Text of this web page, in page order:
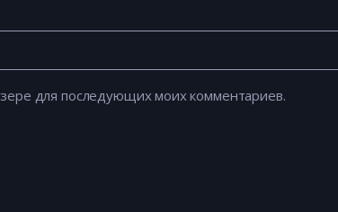
для последующих моих комментариев.